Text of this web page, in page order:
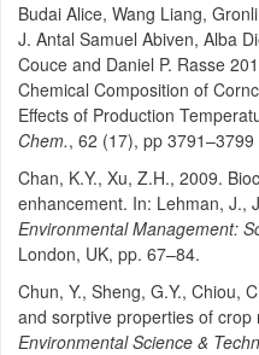
Budai Alice, Wang Liang,
J. Antal Samuel Abiven, Alba
Couce and Daniel P. Rasse
Chemical Composition of
Effects of Production
Chem., 62 (17), pp 3791–3799
Chan, K.Y., Xu, Z.H., 2009.
enhancement. In: Lehman, J.,
Environmental Management:
London, UK, pp. 67–84.
Chun, Y., Sheng, G.Y., Chiou,
and sorptive properties of
Environmental Science &